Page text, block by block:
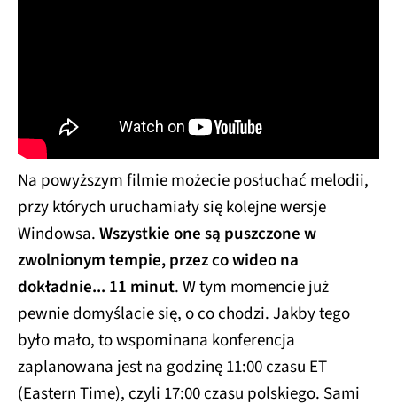
Na powyższym filmie możecie posłuchać melodii,
przy których uruchamiały się kolejne wersje
Windowsa.Wszystkie one są puszczone w
zwolnionym tempie, przez co wideo na
dokładnie... 11 minut. W tym momencie już
pewnie domyślacie się, o co chodzi. Jakby tego
było mało, to wspominana konferencja
zaplanowana jest na godzinę 11:00 czasu ET
(Eastern Time), czyli 17:00 czasu polskiego. Sami